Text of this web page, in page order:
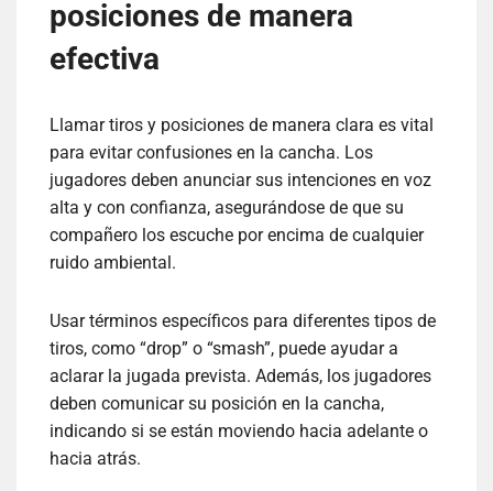
posiciones de manera
efectiva
Llamar tiros y posiciones de manera clara es vital
para evitar confusiones en la cancha. Los
jugadores deben anunciar sus intenciones en voz
alta y con confianza, asegurándose de que su
compañero los escuche por encima de cualquier
ruido ambiental.
Usar términos específicos para diferentes tipos de
tiros, como “drop” o “smash”, puede ayudar a
aclarar la jugada prevista. Además, los jugadores
deben comunicar su posición en la cancha,
indicando si se están moviendo hacia adelante o
hacia atrás.